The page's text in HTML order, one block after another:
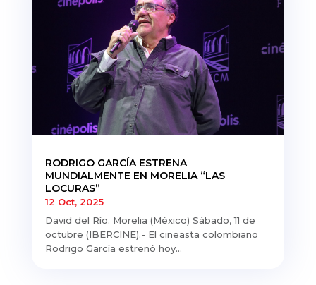
RODRIGO GARCÍA ESTRENA
MUNDIALMENTE EN MORELIA “LAS
LOCURAS”
12 Oct, 2025
David del Río. Morelia (México) Sábado, 11 de
octubre (IBERCINE).- El cineasta colombiano
Rodrigo García estrenó hoy...